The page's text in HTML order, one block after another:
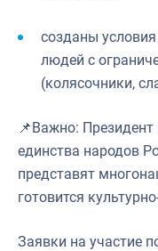
созданы
людей с
(колясочники,
📌Важно:
единства народов
представят
готовится
Заявки на участие